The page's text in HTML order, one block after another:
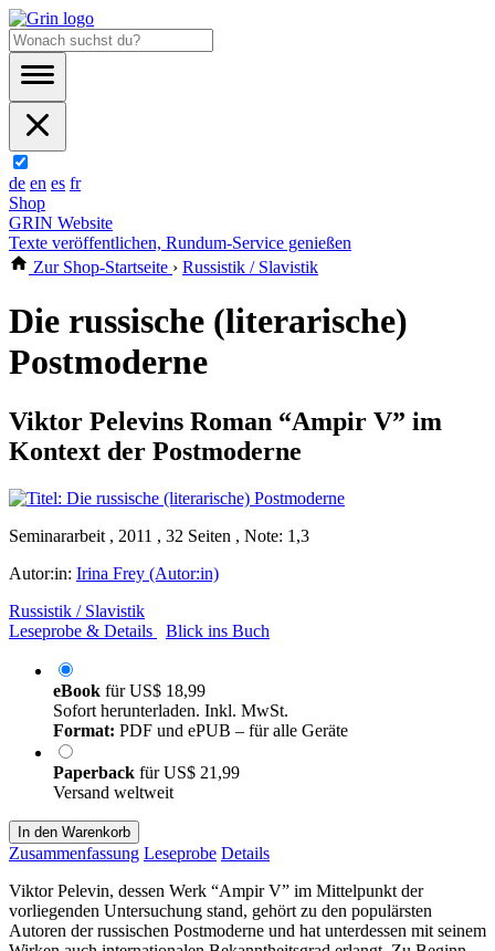
de en es fr
Shop
GRIN Website
Texte veröffentlichen, Rundum-Service genießen
Zur Shop-Startseite › Russistik / Slavistik
Die russische (literarische)
Postmoderne
Viktor Pelevins Roman “Ampir V” im
Kontext der Postmoderne
Seminararbeit , 2011 , 32 Seiten , Note: 1,3
Autor:in: Irina Frey (Autor:in)
Russistik / Slavistik
Leseprobe & Details
Blick ins Buch
eBook fürUS$ 18,99
Sofort herunterladen. Inkl. MwSt.
Format: PDF und ePUB – für alle Geräte
Paperback fürUS$ 21,99
Versand weltweit
In den Warenkorb
Zusammenfassung Leseprobe Details
Viktor Pelevin, dessen Werk “Ampir V” im Mittelpunkt der
vorliegenden Untersuchung stand, gehört zu den populärsten
Autoren der russischen Postmoderne und hat unterdessen mit seinem